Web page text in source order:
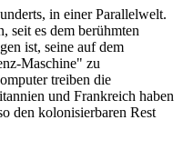
in einer Parallelwelt.
seit es dem berühmten
ist, seine auf dem
Maschine" zu
treiben die
und Frankreich haben
den kolonisierbaren Rest